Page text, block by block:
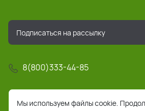
8(800)333-44-85
info@pochta-rts.ru
Мы используем файлы cookie.